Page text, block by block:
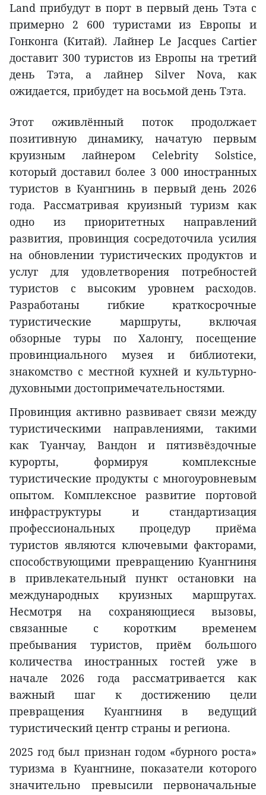
Land прибудут в порт в первый день Тэта с
примерно 2 600 туристами из Европы и
Гонконга (Китай). Лайнер Le Jacques Cartier
доставит 300 туристов из Европы на третий
день Тэта, а лайнер Silver Nova, как
ожидается, прибудет на восьмой день Тэта.
Этот оживлённый поток продолжает
позитивную динамику, начатую первым
круизным лайнером Celebrity Solstice,
который доставил более 3 000 иностранных
туристов в Куангнинь в первый день 2026
года. Рассматривая круизный туризм как
одно из приоритетных направлений
развития, провинция сосредоточила усилия
на обновлении туристических продуктов и
услуг для удовлетворения потребностей
туристов с высоким уровнем расходов.
Разработаны гибкие краткосрочные
туристические маршруты, включая
обзорные туры по Халонгу, посещение
провинциального музея и библиотеки,
знакомство с местной кухней и культурно-
духовными достопримечательностями.
Провинция активно развивает связи между
туристическими направлениями, такими
как Туанчау, Вандон и пятизвёздочные
курорты, формируя комплексные
туристические продукты с многоуровневым
опытом. Комплексное развитие портовой
инфраструктуры и стандартизация
профессиональных процедур приёма
туристов являются ключевыми факторами,
способствующими превращению Куангниня
в привлекательный пункт остановки на
международных круизных маршрутах.
Несмотря на сохраняющиеся вызовы,
связанные с коротким временем
пребывания туристов, приём большого
количества иностранных гостей уже в
начале 2026 года рассматривается как
важный шаг к достижению цели
превращения Куангниня в ведущий
туристический центр страны и региона.
2025 год был признан годом «бурного роста»
туризма в Куангнине, показатели которого
значительно превысили первоначальные